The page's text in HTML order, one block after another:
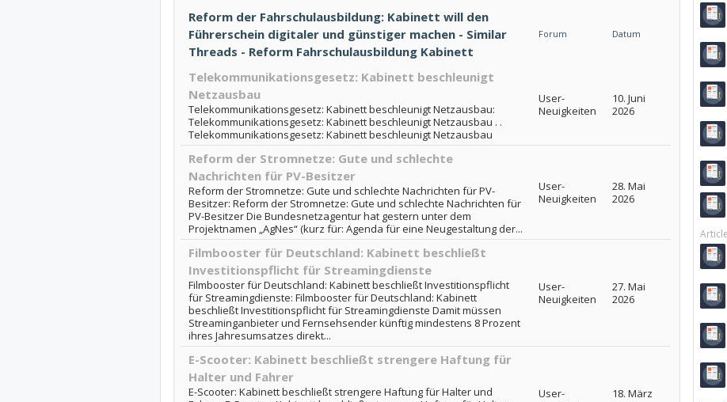
Reform der Fahrschulausbildung: Kabinett will den
Führerschein digitaler und günstiger machen - Similar
Threads - Reform Fahrschulausbildung Kabinett
Forum Datum
Telekommunikationsgesetz: Kabinett beschleunigt
Netzausbau
Telekommunikationsgesetz: Kabinett beschleunigt Netzausbau:
Telekommunikationsgesetz: Kabinett beschleunigt Netzausbau . .
Telekommunikationsgesetz: Kabinett beschleunigt Netzausbau
User-
Neuigkeiten
10. Juni
2026
Reform der Stromnetze: Gute und schlechte
Nachrichten für PV-Besitzer
Reform der Stromnetze: Gute und schlechte Nachrichten für PV-
Besitzer: Reform der Stromnetze: Gute und schlechte Nachrichten für
PV-Besitzer Die Bundesnetzagentur hat gestern unter dem
Projektnamen „AgNes“ (kurz für: Agenda für eine Neugestaltung der...
User-
Neuigkeiten
28. Mai
2026
Filmbooster für Deutschland: Kabinett beschließt
Investitionspflicht für Streamingdienste
Filmbooster für Deutschland: Kabinett beschließt Investitionspflicht
für Streamingdienste: Filmbooster für Deutschland: Kabinett
beschließt Investitionspflicht für Streamingdienste Damit müssen
Streaminganbieter und Fernsehsender künftig mindestens 8 Prozent
ihres Jahresumsatzes direkt...
User-
Neuigkeiten
27. Mai
2026
E-Scooter: Kabinett beschließt strengere Haftung für
Halter und Fahrer
E-Scooter: Kabinett beschließt strengere Haftung für Halter und
User-
18. März
Article